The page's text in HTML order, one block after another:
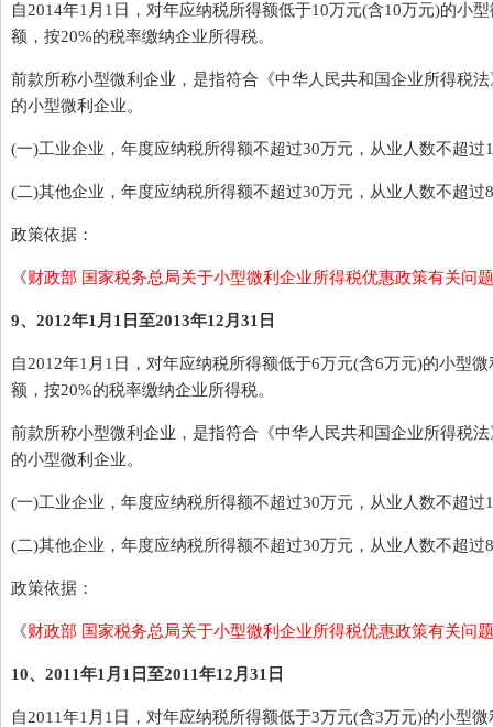
自2014年1月1日，对年应纳税所得额低于10万元(含10万元)的小
额，按20%的税率缴纳企业所得税。
前款所称小型微利企业，是指符合《中华人民共和国企业所得税
的小型微利企业。
(一)工业企业，年度应纳税所得额不超过30万元，从业人数不超过
(二)其他企业，年度应纳税所得额不超过30万元，从业人数不超过
政策依据：
《财政部 国家税务总局关于小型微利企业所得税优惠政策有关问
9、2012年1月1日至2013年12月31日
自2012年1月1日，对年应纳税所得额低于6万元(含6万元)的小型
额，按20%的税率缴纳企业所得税。
前款所称小型微利企业，是指符合《中华人民共和国企业所得税
的小型微利企业。
(一)工业企业，年度应纳税所得额不超过30万元，从业人数不超过
(二)其他企业，年度应纳税所得额不超过30万元，从业人数不超过
政策依据：
《财政部 国家税务总局关于小型微利企业所得税优惠政策有关问
10、2011年1月1日至2011年12月31日
自2011年1月1日，对年应纳税所得额低于3万元(含3万元)的小型